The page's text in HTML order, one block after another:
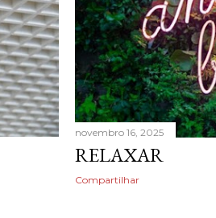
novembro 16, 2025
RELAXAR
Compartilhar